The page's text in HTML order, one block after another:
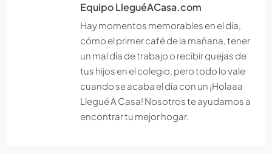
Equipo LleguéACasa.com
Hay momentos memorables en el día,
cómo el primer café de la mañana, tener
un mal día de trabajo o recibir quejas de
tus hijos en el colegio, pero todo lo vale
cuando se acaba el día con un ¡Holaaa
Llegué A Casa! Nosotros te ayudamos a
encontrar tu mejor hogar.